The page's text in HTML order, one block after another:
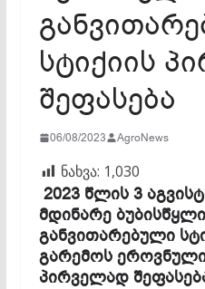
სტიქიის
შეფასება
06/08/2023 AgroNews
ნახვა: 1,030
2023 წლის 3
მდინარე
განვითარებული
გარემოს
პირველად